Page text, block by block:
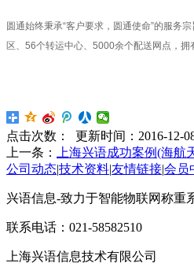
圆通始终秉承“客户要求，圆通使命”的服务
区、56个转运中心、5000余个配送网点，
点击次数： 更新时间：2016-12-
上一条： 上海兴语成功案例(海航
公司动态技术资料友情链接会员
兴语信息-致力于智能物联网称重
联系电话：021-58582510
上海兴语信息技术有限公司